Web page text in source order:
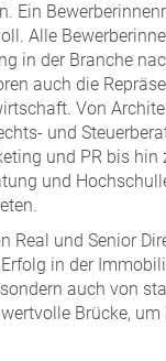
Ein
Alle
in der Branche
auch die
Von
und
und PR bis hin
und
Real und Senior
in der
auch von
Brücke, um